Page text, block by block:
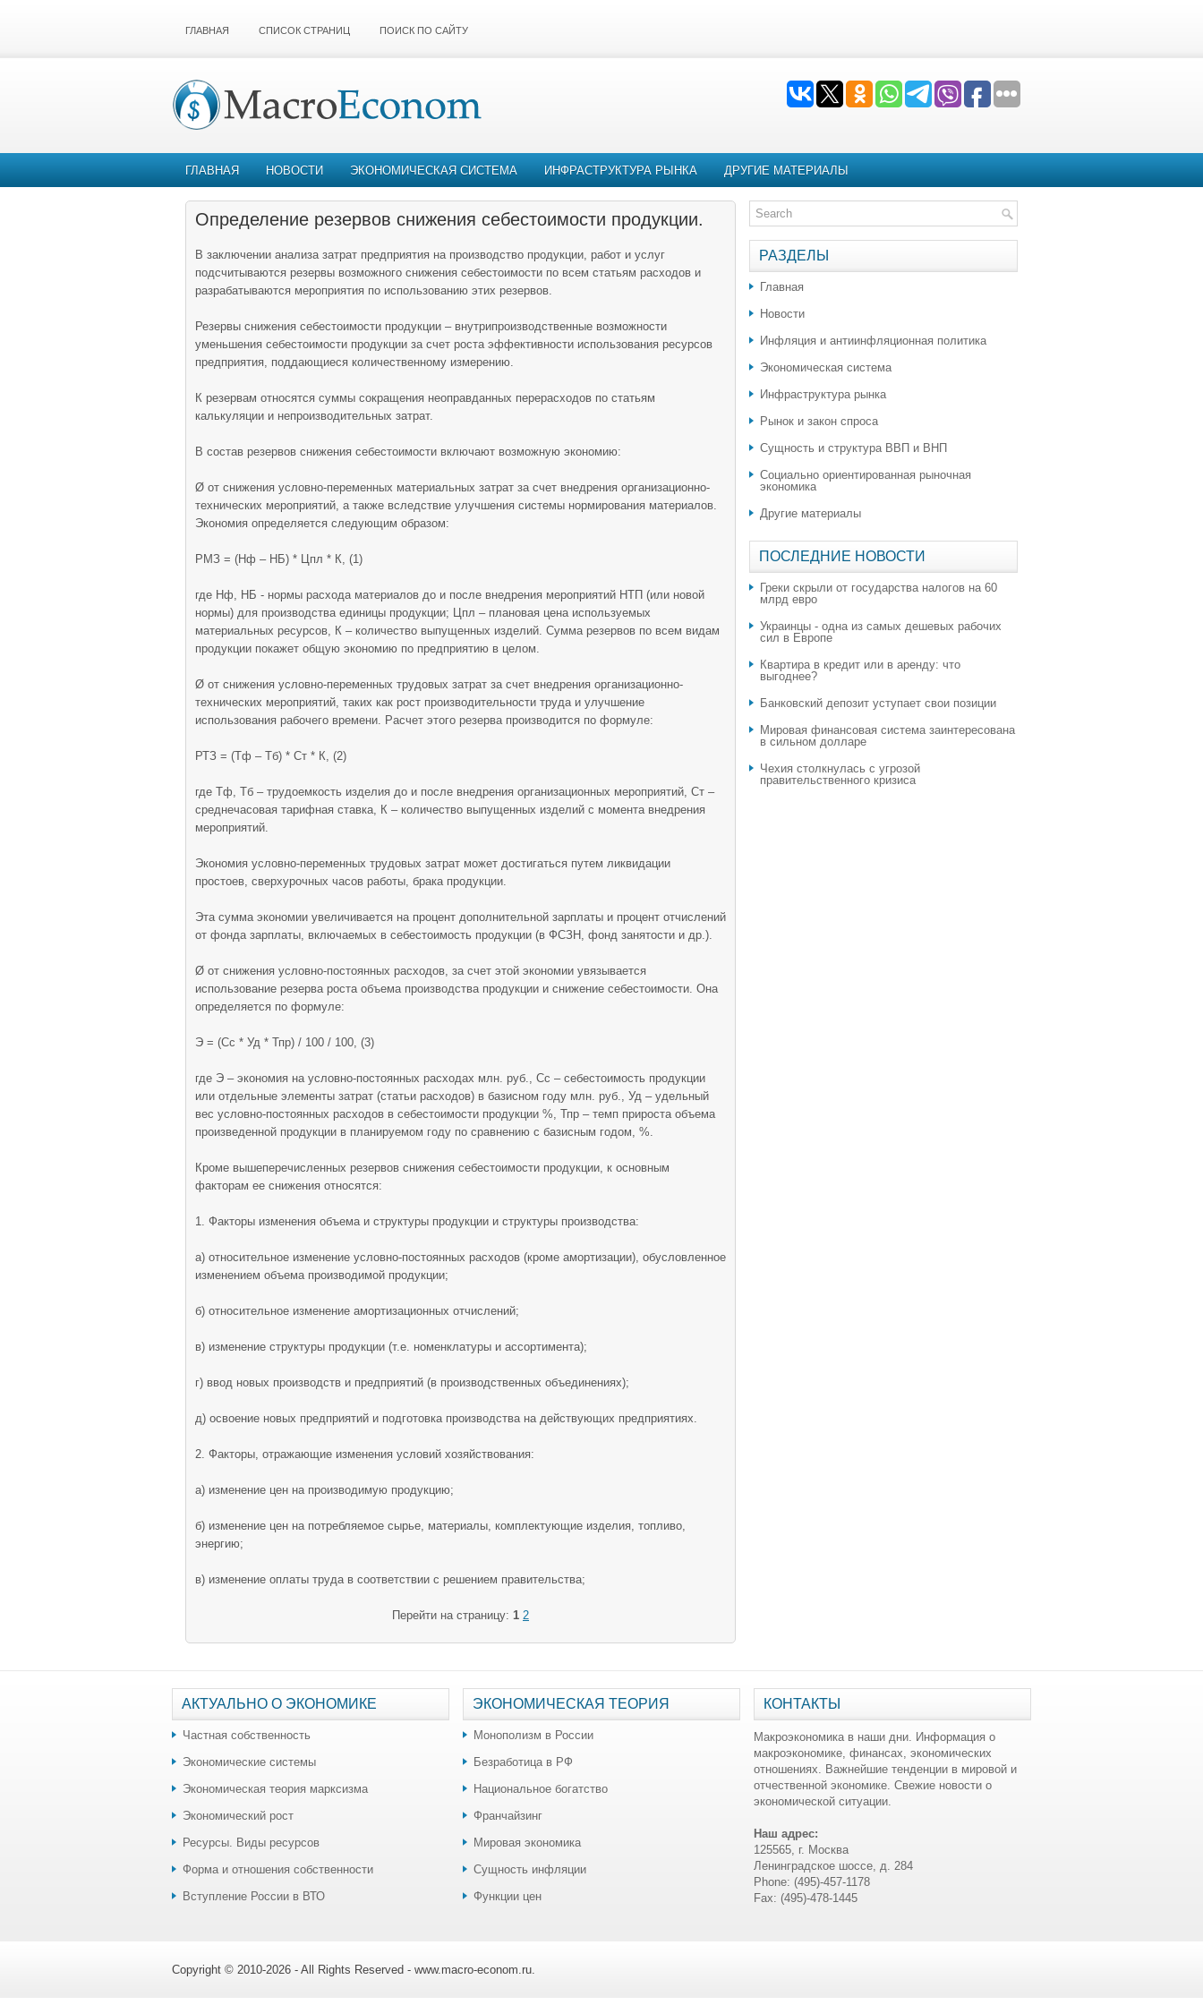
ГЛАВНАЯ СПИСОК СТРАНИЦ ПОИСК ПО САЙТУ
ГЛАВНАЯ НОВОСТИ ЭКОНОМИЧЕСКАЯ СИСТЕМА ИНФРАСТРУКТУРА РЫНКА ДРУГИЕ МАТЕРИАЛЫ
Определение резервов снижения себестоимости продукции.
В заключении анализа затрат предприятия на производство продукции, работ и услуг
подсчитываются резервы возможного снижения себестоимости по всем статьям расходов и
разрабатываются мероприятия по использованию этих резервов.
Резервы снижения себестоимости продукции – внутрипроизводственные возможности
уменьшения себестоимости продукции за счет роста эффективности использования ресурсов
предприятия, поддающиеся количественному измерению.
К резервам относятся суммы сокращения неоправданных перерасходов по статьям
калькуляции и непроизводительных затрат.
В состав резервов снижения себестоимости включают возможную экономию:
Ø от снижения условно-переменных материальных затрат за счет внедрения организационно-
технических мероприятий, а также вследствие улучшения системы нормирования материалов.
Экономия определяется следующим образом:
РМЗ = (Нф – НБ) * Цпл * К, (1)
где Нф, НБ - нормы расхода материалов до и после внедрения мероприятий НТП (или новой
нормы) для производства единицы продукции; Цпл – плановая цена используемых
материальных ресурсов, К – количество выпущенных изделий. Сумма резервов по всем видам
продукции покажет общую экономию по предприятию в целом.
Ø от снижения условно-переменных трудовых затрат за счет внедрения организационно-
технических мероприятий, таких как рост производительности труда и улучшение
использования рабочего времени. Расчет этого резерва производится по формуле:
РТЗ = (Тф – Тб) * Ст * К, (2)
где Тф, Тб – трудоемкость изделия до и после внедрения организационных мероприятий, Ст –
среднечасовая тарифная ставка, К – количество выпущенных изделий с момента внедрения
мероприятий.
Экономия условно-переменных трудовых затрат может достигаться путем ликвидации
простоев, сверхурочных часов работы, брака продукции.
Эта сумма экономии увеличивается на процент дополнительной зарплаты и процент отчислений
от фонда зарплаты, включаемых в себестоимость продукции (в ФСЗН, фонд занятости и др.).
Ø от снижения условно-постоянных расходов, за счет этой экономии увязывается
использование резерва роста объема производства продукции и снижение себестоимости. Она
определяется по формуле:
Э = (Сс * Уд * Тпр) / 100 / 100, (3)
где Э – экономия на условно-постоянных расходах млн. руб., Сс – себестоимость продукции
или отдельные элементы затрат (статьи расходов) в базисном году млн. руб., Уд – удельный
вес условно-постоянных расходов в себестоимости продукции %, Тпр – темп прироста объема
произведенной продукции в планируемом году по сравнению с базисным годом, %.
Кроме вышеперечисленных резервов снижения себестоимости продукции, к основным
факторам ее снижения относятся:
1. Факторы изменения объема и структуры продукции и структуры производства:
а) относительное изменение условно-постоянных расходов (кроме амортизации), обусловленное
изменением объема производимой продукции;
б) относительное изменение амортизационных отчислений;
в) изменение структуры продукции (т.е. номенклатуры и ассортимента);
г) ввод новых производств и предприятий (в производственных объединениях);
д) освоение новых предприятий и подготовка производства на действующих предприятиях.
2. Факторы, отражающие изменения условий хозяйствования:
а) изменение цен на производимую продукцию;
б) изменение цен на потребляемое сырье, материалы, комплектующие изделия, топливо,
энергию;
в) изменение оплаты труда в соответствии с решением правительства;
Перейти на страницу: 1 2
РАЗДЕЛЫ
Главная
Новости
Инфляция и антиинфляционная политика
Экономическая система
Инфраструктура рынка
Рынок и закон спроса
Сущность и структура ВВП и ВНП
Социально ориентированная рыночная
экономика
Другие материалы
ПОСЛЕДНИЕ НОВОСТИ
Греки скрыли от государства налогов на 60
млрд евро
Украинцы - одна из самых дешевых рабочих
сил в Европе
Квартира в кредит или в аренду: что
выгоднее?
​Банковский депозит уступает свои позиции
Мировая финансовая система заинтересована
в сильном долларе
Чехия столкнулась с угрозой
правительственного кризиса
АКТУАЛЬНО О ЭКОНОМИКЕ
Частная собственность
Экономические системы
Экономическая теория марксизма
Экономический рост
Ресурсы. Виды ресурсов
Форма и отношения собственности
Вступление России в ВТО
ЭКОНОМИЧЕСКАЯ ТЕОРИЯ
Монополизм в России
Безработица в РФ
Национальное богатство
Франчайзинг
Мировая экономика
Сущность инфляции
Функции цен
КОНТАКТЫ
Макроэкономика в наши дни. Информация о
макроэкономике, финансах, экономических
отношениях. Важнейшие тенденции в мировой и
отчественной экономике. Свежие новости о
экономической ситуации.
Наш адрес:
125565, г. Москва
Ленинградское шоссе, д. 284
Phone: (495)-457-1178
Fax: (495)-478-1445
Copyright © 2010-2026 - All Rights Reserved - www.macro-econom.ru.